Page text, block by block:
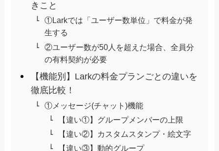
きこと
①Larkでは「ユーザー数単位」で料金が発
生する
②ユーザー数が50人を超えた場合、全員分
の有料契約が必要
【機能別】Larkの料金プランごとの違いを
徹底比較！
①メッセージ(チャット)機能
【違い①】グループメンバーの上限
【違い②】カスタムスタンプ・絵文字
【違い③】動的グループ